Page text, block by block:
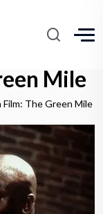
Mile
Film: The Green Mile